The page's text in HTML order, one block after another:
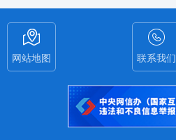
网站地图 联系我们